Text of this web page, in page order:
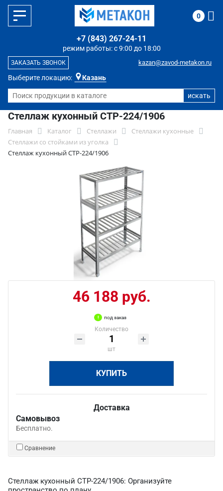
Выберите локацию: Казань
режим работы: с 9:00 до 18:00
+7 (843) 267-24-11
kazan@zavod-metakon.ru
ЗАКАЗАТЬ ЗВОНОК
0
Стеллаж кухонный СТР-224/1906
Главная Каталог Стеллажи
Стеллажи кухонные
Стеллажи со стойками из уголка
Стеллаж кухонный СТР-224/1906
46 188 руб.
под заказ
Количество
шт
КУПИТЬ
Доставка
Самовывоз
Бесплатно.
Сравнение
Стеллаж кухонный СТР-224/1906: Организуйте